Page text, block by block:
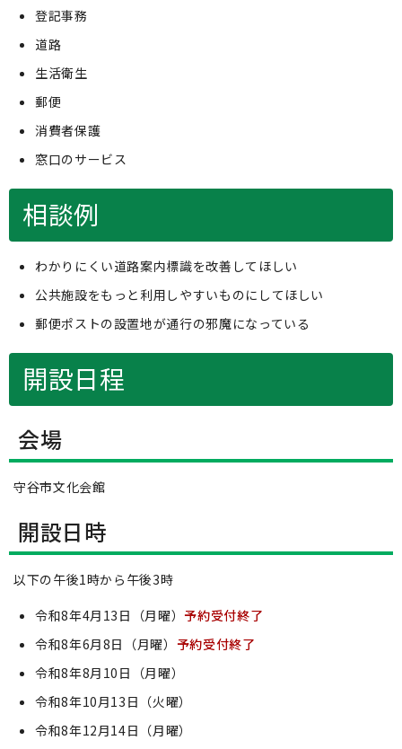
登記事務
道路
生活衛生
郵便
消費者保護
窓口のサービス
相談例
わかりにくい道路案内標識を改善してほしい
公共施設をもっと利用しやすいものにしてほしい
郵便ポストの設置地が通行の邪魔になっている
開設日程
会場
守谷市文化会館
開設日時
以下の午後1時から午後3時
令和8年4月13日（月曜） 予約受付終了
令和8年6月8日（月曜） 予約受付終了
令和8年8月10日（月曜）
令和8年10月13日（火曜）
令和8年12月14日（月曜）